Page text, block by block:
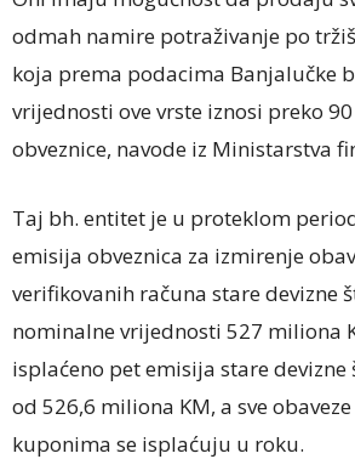
odmah namire potraživanje po
koja prema podacima Banjalučke
vrijednosti ove vrste iznosi preko
obveznice, navode iz Ministarstva
Taj bh. entitet je u proteklom
emisija obveznica za izmirenje
verifikovanih računa stare devizne
nominalne vrijednosti 527 miliona
isplaćeno pet emisija stare devizne
od 526,6 miliona KM, a sve
kuponima se isplaćuju u roku.